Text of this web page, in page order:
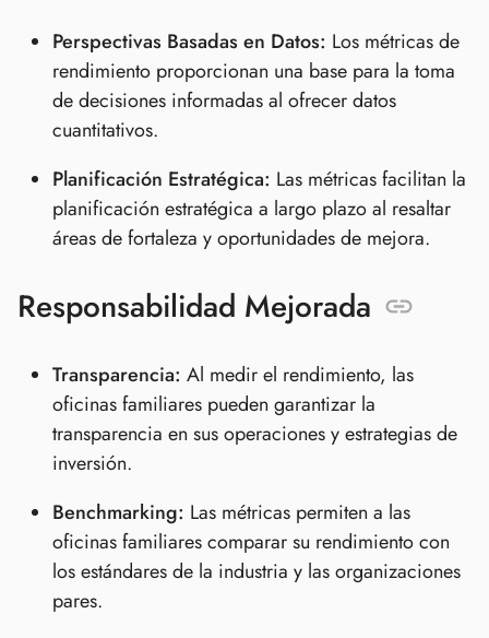
Perspectivas Basadas en Datos: Los métricas de
rendimiento proporcionan una base para la toma
de decisiones informadas al ofrecer datos
cuantitativos.
Planificación Estratégica: Las métricas facilitan la
planificación estratégica a largo plazo al resaltar
áreas de fortaleza y oportunidades de mejora.
Responsabilidad Mejorada
Transparencia: Al medir el rendimiento, las
oficinas familiares pueden garantizar la
transparencia en sus operaciones y estrategias de
inversión.
Benchmarking: Las métricas permiten a las
oficinas familiares comparar su rendimiento con
los estándares de la industria y las organizaciones
pares.